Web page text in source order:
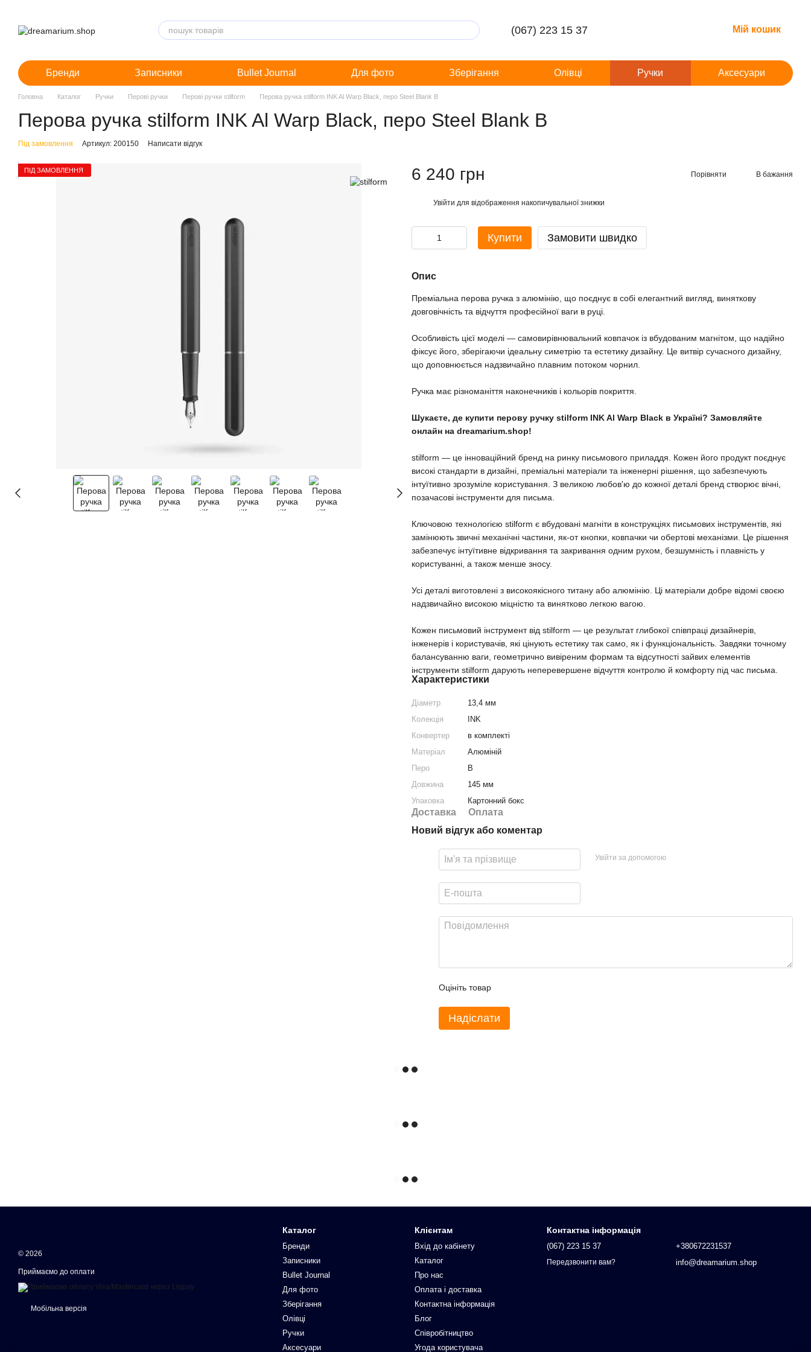
(067) 223 15 37 Мій кошик
Бренди Записники Bullet Journal Для фото Зберігання Олівці Ручки Аксесуари
Головна Каталог Ручки Перові ручки Перові ручки stilform Перова ручка stilform INK Al Warp Black, перо Steel Blank B
Перова ручка stilform INK Al Warp Black, перо Steel Blank B
Під замовлення Артикул: 200150 Написати відгук
ПІД ЗАМОВЛЕННЯ 6 240 грн Порівняти В бажання
Увійти для відображення накопичувальної знижки
Купити Замовити швидко
Опис
Преміальна перова ручка з алюмінію, що поєднує в собі елегантний вигляд, виняткову
довговічність та відчуття професійної ваги в руці.
Особливість цієї моделі — самовирівнювальний ковпачок із вбудованим магнітом, що надійно
фіксує його, зберігаючи ідеальну симетрію та естетику дизайну. Це витвір сучасного дизайну,
що доповнюється надзвичайно плавним потоком чорнил.
Ручка має різноманіття наконечників і кольорів покриття.
Шукаєте, де купити перову ручку stilform INK Al Warp Black в Україні? Замовляйте
онлайн на dreamarium.shop!
stilform — це інноваційний бренд на ринку письмового приладдя. Кожен його продукт поєднує
високі стандарти в дизайні, преміальні матеріали та інженерні рішення, що забезпечують
інтуїтивно зрозуміле користування. З великою любов'ю до кожної деталі бренд створює вічні,
позачасові інструменти для письма.
Ключовою технологією stilform є вбудовані магніти в конструкціях письмових інструментів, які
замінюють звичні механічні частини, як-от кнопки, ковпачки чи обертові механізми. Це рішення
забезпечує інтуїтивне відкривання та закривання одним рухом, безшумність і плавність у
користуванні, а також менше зносу.
Усі деталі виготовлені з високоякісного титану або алюмінію. Ці матеріали добре відомі своєю
надзвичайно високою міцністю та винятково легкою вагою.
Кожен письмовий інструмент від stilform — це результат глибокої співпраці дизайнерів,
інженерів і користувачів, які цінують естетику так само, як і функціональність. Завдяки точному
балансуванню ваги, геометрично вивіреним формам та відсутності зайвих елементів
інструменти stilform дарують неперевершене відчуття контролю й комфорту під час письма.
Характеристики
Діаметр
13,4 мм
Колекція
INK
Конвертер
в комплекті
Матеріал
Алюміній
Перо
B
Довжина
145 мм
Упаковка
Картонний бокс
Доставка
Оплата
Новий відгук або коментар
Увійти за допомогою
Оцініть товар
Надіслати
© 2026
Приймаємо до оплати
Мобільна версія
Каталог
Бренди
Записники
Bullet Journal
Для фото
Зберігання
Олівці
Ручки
Аксесуари
Клієнтам
Вхід до кабінету
Каталог
Про нас
Оплата і доставка
Контактна інформація
Блог
Співробітництво
Угода користувача
Контактна інформація
(067) 223 15 37
Передзвонити вам?
+380672231537
info@dreamarium.shop